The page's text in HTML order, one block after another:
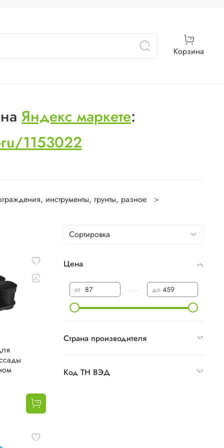
Корзина
Яндекс маркете:
1153022
инструменты, грунты, разное
Цена
от до
Страна производителя
Код ТН ВЭД